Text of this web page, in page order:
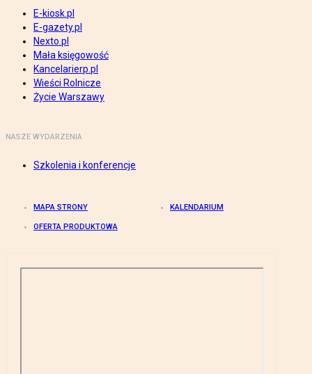
E-kiosk.pl
E-gazety.pl
Nexto.pl
Mała księgowość
Kancelarierp.pl
Wieści Rolnicze
Życie Warszawy
NASZE WYDARZENIA
Szkolenia i konferencje
MAPA STRONY KALENDARIUM
OFERTA PRODUKTOWA